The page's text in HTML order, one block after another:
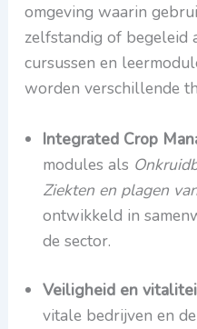
omgeving waarin
zelfstandig of begeleid
cursussen en
worden verschillende
Integrated Crop
modules als
Ziekten en plagen
ontwikkeld in
de sector.
Veiligheid en
vitale bedrijven en